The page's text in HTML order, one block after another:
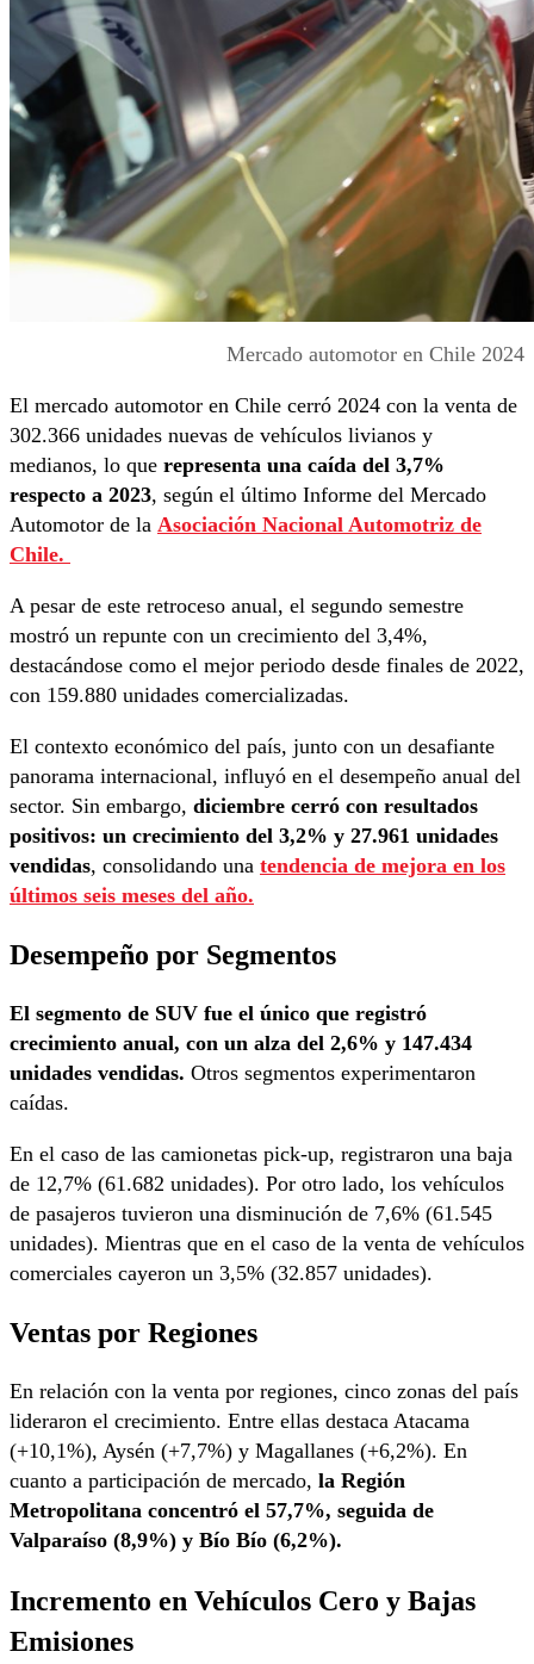
Mercado automotor en Chile 2024
El mercado automotor en Chile cerró 2024 con la venta de
302.366 unidades nuevas de vehículos livianos y
medianos, lo que representa una caída del 3,7%
respecto a 2023, según el último Informe del Mercado
Automotor de la Asociación Nacional Automotriz de
Chile.
A pesar de este retroceso anual, el segundo semestre
mostró un repunte con un crecimiento del 3,4%,
destacándose como el mejor periodo desde finales de 2022,
con 159.880 unidades comercializadas.
El contexto económico del país, junto con un desafiante
panorama internacional, influyó en el desempeño anual del
sector. Sin embargo, diciembre cerró con resultados
positivos: un crecimiento del 3,2% y 27.961 unidades
vendidas, consolidando una tendencia de mejora en los
últimos seis meses del año.
Desempeño por Segmentos
El segmento de SUV fue el único que registró
crecimiento anual, con un alza del 2,6% y 147.434
unidades vendidas. Otros segmentos experimentaron
caídas.
En el caso de las camionetas pick-up, registraron una baja
de 12,7% (61.682 unidades). Por otro lado, los vehículos
de pasajeros tuvieron una disminución de 7,6% (61.545
unidades). Mientras que en el caso de la venta de vehículos
comerciales cayeron un 3,5% (32.857 unidades).
Ventas por Regiones
En relación con la venta por regiones, cinco zonas del país
lideraron el crecimiento. Entre ellas destaca Atacama
(+10,1%), Aysén (+7,7%) y Magallanes (+6,2%). En
cuanto a participación de mercado, la Región
Metropolitana concentró el 57,7%, seguida de
Valparaíso (8,9%) y Bío Bío (6,2%).
Incremento en Vehículos Cero y Bajas
Emisiones